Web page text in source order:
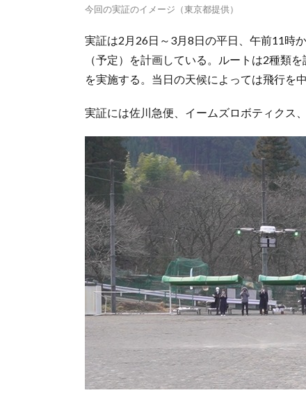
今回の実証のイメージ（東京都提供）
実証は2月26日～3月8日の平日、午前11時
（予定）を計画している。ルートは2種類
を実施する。当日の天候によっては飛行を中
実証には佐川急便、イームズロボティクス